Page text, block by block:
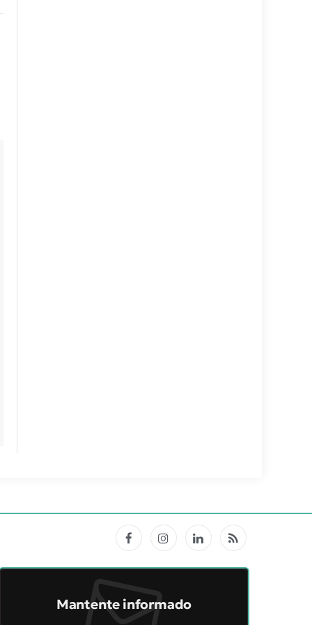
FacebookInstagramLinkedInRSS
Mantente informado